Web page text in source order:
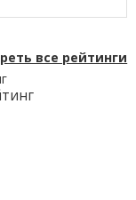
все рейтинги